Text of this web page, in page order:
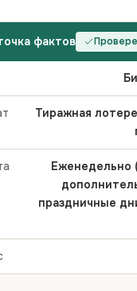
фактов
Тиражная
Еженедельно
праздничные